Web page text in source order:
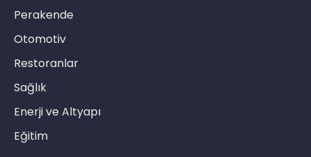
Perakende
Otomotiv
Restoranlar
Sağlık
Enerji ve Altyapı
Eğitim